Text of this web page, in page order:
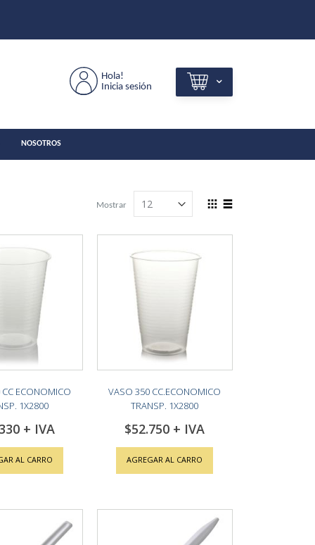
Hola!
Inicia sesión
NOSOTROS
View
Mostrar
ECONOMICO
1X2800
AL CARRO
VASO 350 CC.ECONOMICO
TRANSP. 1X2800
$52.750
AGREGAR AL CARRO